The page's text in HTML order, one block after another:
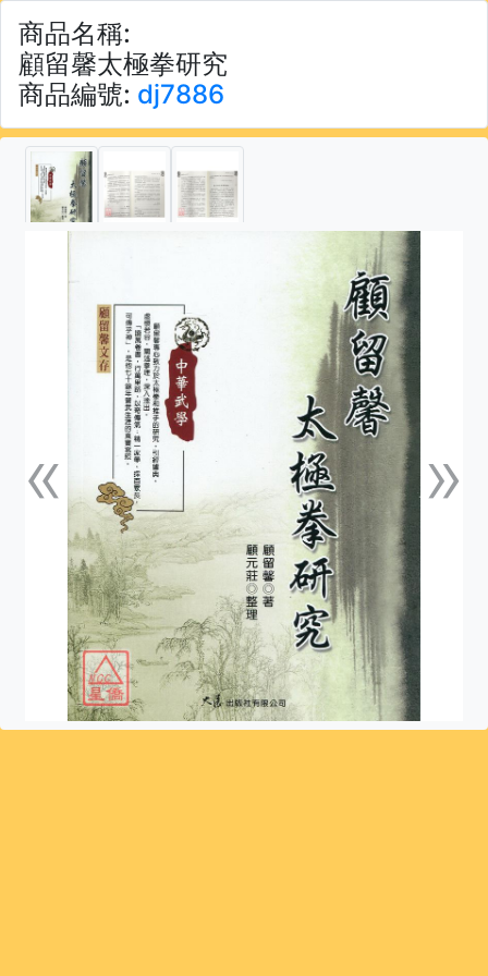
商品名稱:
顧留馨太極拳研究
商品編號: dj7886
«上一張 »下一